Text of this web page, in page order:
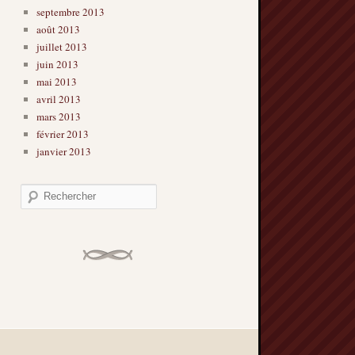
septembre 2013
août 2013
juillet 2013
juin 2013
mai 2013
avril 2013
mars 2013
février 2013
janvier 2013